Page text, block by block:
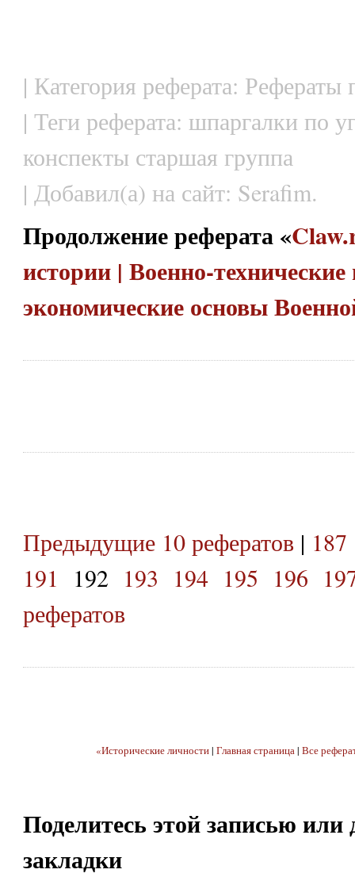
| Категория реферата: Рефераты
| Теги реферата: шпаргалки по
конспекты старшая группа
| Добавил(а) на сайт: Serafim.
Продолжение реферата «
истории | Военно-технические
экономические основы
Предыдущие 10 рефератов | 187
191
192 193 194 195 196
рефератов
«Исторические личности| Главная страница| Все
Поделитесь этой записью или
закладки